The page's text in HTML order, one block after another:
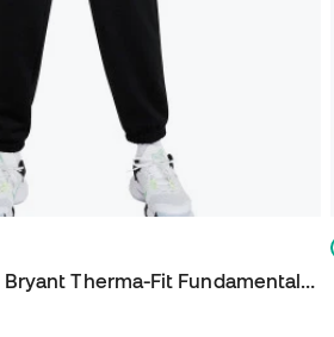
Pantalón largo Kobe Bryant Therma-Fit Fundamental Niño